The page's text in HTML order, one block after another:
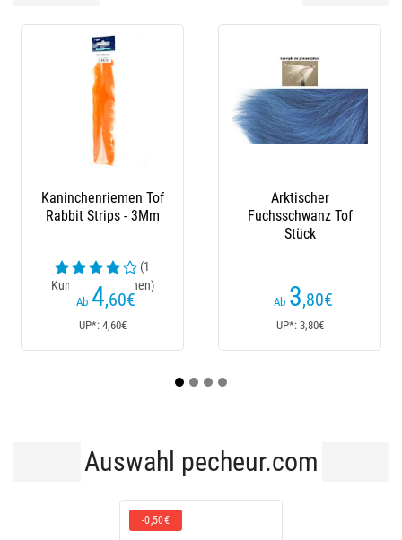
Kaninchenriemen Tof
Rabbit Strips - 3Mm
(1
Kundenrezensionen)
4 ,60€
UP*: 4,60€
Arktischer
Fuchsschwanz Tof
,80 €
UP*: 3,80€
Auswahl pecheur.com
-0,50€